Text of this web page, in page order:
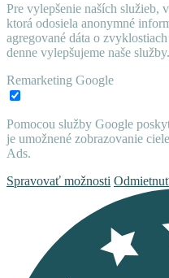
Pre vylepšenie naších služieb,
ktorá odosiela anonymné
agregované dáta o
denne vylepšujeme naše služby.
Remarketing Google
Pomocou služby Google
je umožnené zobrazovanie
Ads.
Spravovať možnosti